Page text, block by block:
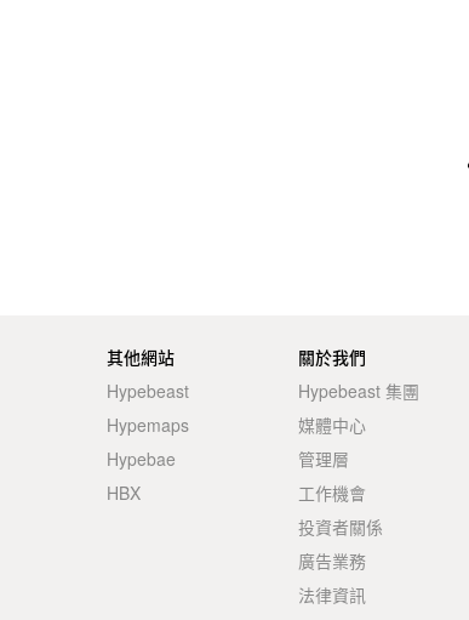
其他網站
Hypebeast
Hypemaps
Hypebae
HBX
關於我們
Hypebeast 集團
媒體中心
管理層
工作機會
投資者關係
廣告業務
法律資訊